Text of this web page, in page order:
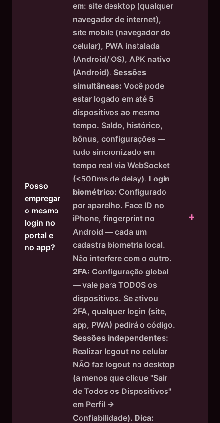
Posso
empregar
o mesmo
login no
portal e
no app?
em: site desktop (qualquer
navegador de internet),
site mobile (navegador do
celular), PWA instalada
(Android/iOS), APK nativo
(Android). Sessões
simultâneas: Você pode
estar logado em até 5
dispositivos ao mesmo
tempo. Saldo, histórico,
bônus, configurações —
tudo sincronizado em
tempo real via WebSocket
(<500ms de delay). Login
biométrico: Configurado
por aparelho. Face ID no
iPhone, fingerprint no
Android — cada um
cadastra biometria local.
Não interfere com o outro.
2FA: Configuração global
— vale para TODOS os
dispositivos. Se ativou
2FA, qualquer login (site,
app, PWA) pedirá o código.
Sessões independentes:
Realizar logout no celular
NÃO faz logout no desktop
(a menos que clique "Sair
de Todos os Dispositivos"
em Perfil →
Confiabilidade). Dica: